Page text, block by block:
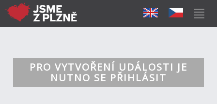
PRO VYTVOŘENÍ UDÁLOSTI JE
NUTNO SE PŘIHLÁSIT